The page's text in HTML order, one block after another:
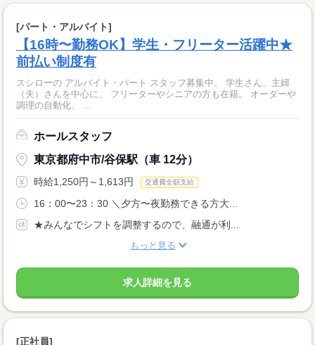
[パート・アルバイト]
【16時〜勤務OK】学生・フリーター活躍中★
前払い制度有
スシローの アルバイト・パート スタッフ募集中。 学生さん、主婦
（夫）さんを中心に、 フリーターやシニアの方も在籍。 オーダーや
調理の自動化、 ...
ホールスタッフ
東京都府中市/谷保駅（車 12分）
時給1,250円～1,613円 交通費全額支給
16：00〜23：30 ＼夕方〜夜勤務できる方大...
★みんなでシフトを調整するので、融通が利...
もっと見る
求人詳細を見る
[正社員]